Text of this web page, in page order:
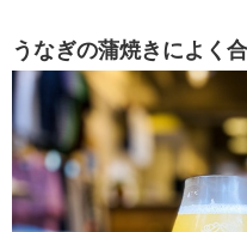
うなぎの蒲焼きによく